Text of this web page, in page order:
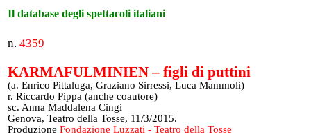
Il database degli spettacoli italiani
n. 4359
KARMAFULMINIEN – figli di puttini
(a. Enrico Pittaluga, Graziano Sirressi, Luca Mammoli)
r. Riccardo Pippa (anche coautore)
sc. Anna Maddalena Cingi
Genova, Teatro della Tosse, 11/3/2015.
Produzione Fondazione Luzzati - Teatro della Tosse